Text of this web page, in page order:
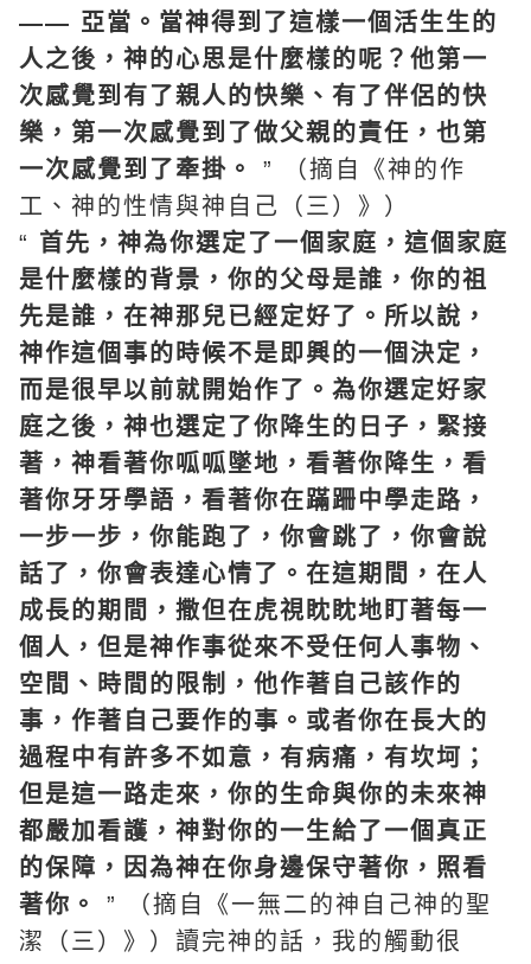
—— 亞當 。當神得到了這樣一個活生生的
人之後，神的心思是什麼樣的呢？他第一
次感覺到有了親人的快樂、有了伴侶的快
樂，第一次感覺到了做父親的責任，也第
一次感覺到了牽掛。
” （摘自《神的作
工、神的性情與神自己（三）》）
“ 首先，神為你選定了一個家庭，這個家庭
是什麼樣的背景，你的父母是誰，你的祖
先是誰，在神那兒已經定好了。所以說，
神作這個事的時候不是即興的一個決定，
而是很早以前就開始作了。為你選定好家
庭之後，神也選定了你降生的日子，緊接
著，神看著你呱呱墜地，看著你降生，看
著你牙牙學語，看著你在蹣跚中學走路，
一步一步，你能跑了，你會跳了，你會說
話了，你會表達心情了。在這期間，在人
成長的期間，撒但在虎視眈眈地盯著每一
個人，但是神作事從來不受任何人事物、
空間、時間的限制，他作著自己該作的
事，作著自己要作的事。或者你在長大的
過程中有許多不如意，有病痛，有坎坷；
但是這一路走來，你的生命與你的未來神
都嚴加看護，神對你的一生給了一個真正
的保障，因為神在你身邊保守著你，照看
著你。
” （摘自《一無二的神自己神的聖
潔（三）》）讀完神的話，我的觸動很